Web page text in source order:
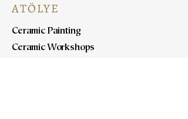
ATÖLYE
Ceramic Painting
Ceramic Workshops